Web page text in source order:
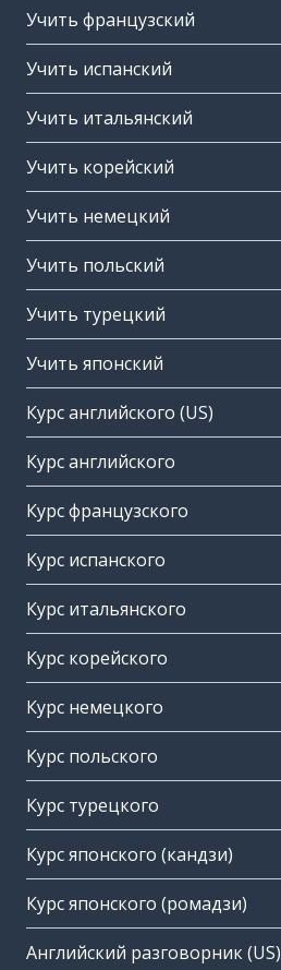
Учить французский
Учить испанский
Учить итальянский
Учить корейский
Учить немецкий
Учить польский
Учить турецкий
Учить японский
Курс английского (US)
Курс английского
Курс французского
Курс испанского
Курс итальянского
Курс корейского
Курс немецкого
Курс польского
Курс турецкого
Курс японского (кандзи)
Курс японского (ромадзи)
Английский разговорник (US)